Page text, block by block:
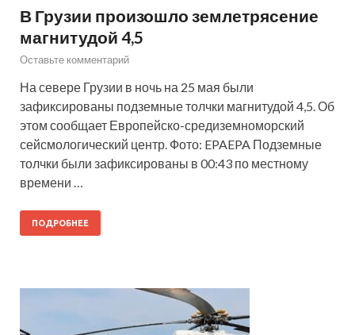
В Грузии произошло землетрясение
магнитудой 4,5
Оставьте комментарий
На севере Грузии в ночь на 25 мая были
зафиксированы подземные толчки магнитудой 4,5. Об
этом сообщает Европейско-средиземноморский
сейсмологический центр. Фото: EPAEPA Подземные
толчки были зафиксированы в 00:43 по местному
времени …
ПОДРОБНЕЕ